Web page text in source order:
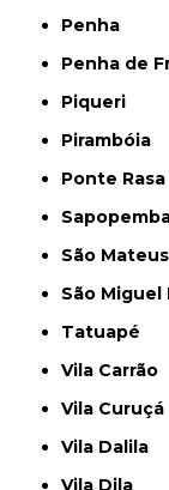
Penha
Penha de
Piqueri
Pirambóia
Ponte Rasa
São Mateus
São
Tatuapé
Vila Carrão
Vila Curuçá
Vila Dalila
Vila Dila